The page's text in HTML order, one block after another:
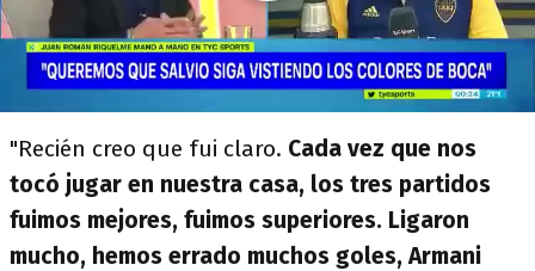
"Recién creo que fui claro. Cada vez que nos
tocó jugar en nuestra casa, los tres partidos
fuimos mejores, fuimos superiores. Ligaron
mucho, hemos errado muchos goles, Armani